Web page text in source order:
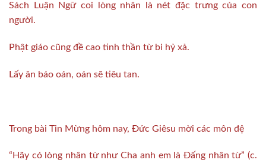
Sách Luận Ngữ coi lòng nhân là nét đặc trưng của con
người.
Phật giáo cũng đề cao tinh thần từ bi hỷ xả.
Lấy ân báo oán, oán sẽ tiêu tan.
Trong bài Tin Mừng hôm nay, Đức Giêsu mời các môn đệ
“Hãy có lòng nhân từ như Cha anh em là Đấng nhân từ” (c.